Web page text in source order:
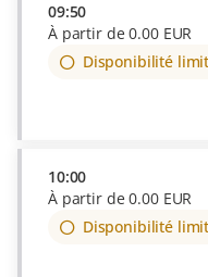
09:50
À partir de0.00 EUR
Disponibilité
10:00
À partir de0.00 EUR
Disponibilité